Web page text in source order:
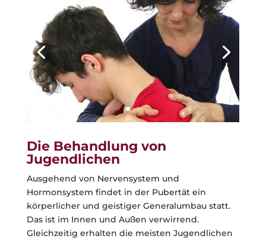
Die Behandlung von
Jugendlichen
Ausgehend von Nervensystem und
Hormonsystem findet in der Pubertät ein
körperlicher und geistiger Generalumbau statt.
Das ist im Innen und Außen verwirrend.
Gleichzeitig erhalten die meisten Jugendlichen